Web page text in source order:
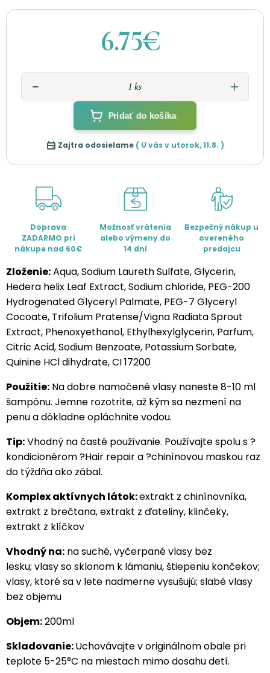
6.75€
Pridať do košíka
Zajtra odosielame ( U vás v utorok,11.8. )
Doprava
ZADARMO pri
nákupe nad 60€
Možnosť vrátenia
alebo výmeny do
14 dní
Bezpečný nákup u
overeného
predajcu
Zloženie:Aqua, Sodium Laureth Sulfate, Glycerin,
Hedera helix Leaf Extract, Sodium chloride, PEG-200
Hydrogenated Glyceryl Palmate, PEG-7 Glyceryl
Cocoate, Trifolium Pratense/Vigna Radiata Sprout
Extract, Phenoxyethanol, Ethylhexylglycerin, Parfum,
Citric Acid, Sodium Benzoate, Potassium Sorbate,
Quinine HCl dihydrate, CI 17200
Použitie: Na dobre namočené vlasy naneste 8-10 ml
šampónu. Jemne rozotrite, až kým sa nezmení na
penu a dôkladne opláchnite vodou.
Tip:Vhodný na časté používanie. Používajte spolu s ?
kondicionérom ?Hair repair a ?chinínovou maskou raz
do týždňa ako zábal.
Komplex aktívnych látok:extrakt z chinínovníka,
extrakt z brečtana, extrakt z ďateliny, klinčeky,
extrakt z klíčkov
Vhodný na: na suché, vyčerpané vlasy bez
lesku; vlasy so sklonom k lámaniu, štiepeniu končekov;
vlasy, ktoré sa v lete nadmerne vysušujú; slabé vlasy
bez objemu
Objem:200ml
Skladovanie:Uchovávajte v originálnom obale pri
teplote 5-25°C na miestach mimo dosahu detí.